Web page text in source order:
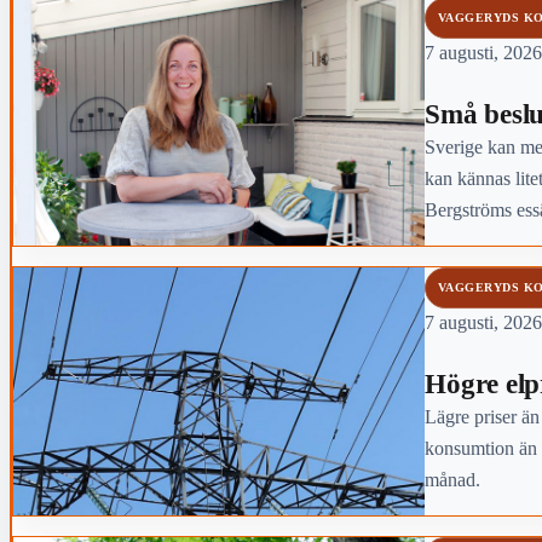
VAGGERYDS
7 augusti,
Små
Sverige kan
kan kännas
Bergströms
VAGGERYDS
7 augusti,
Högre
Lägre priser
konsumtion
månad.